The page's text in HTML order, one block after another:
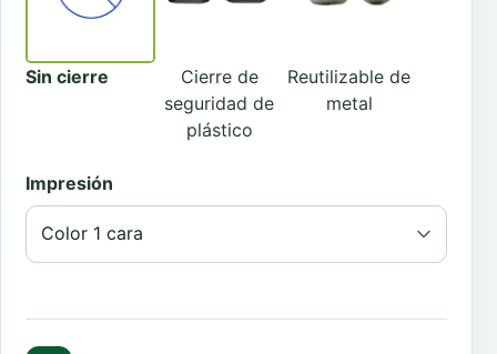
Sin cierre
Cierre de
seguridad de
plástico
Reutilizable de
metal
Impresión